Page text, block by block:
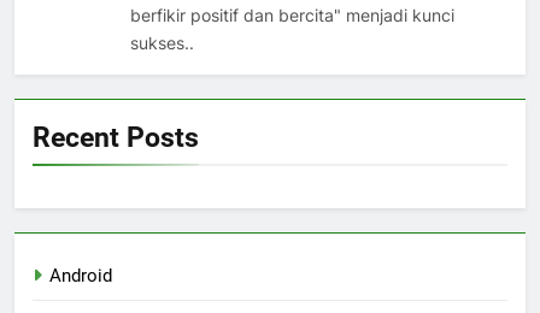
berfikir positif dan bercita" menjadi kunci
sukses..
Recent Posts
Android